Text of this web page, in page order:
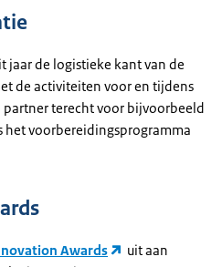
jaar de logistieke kant van de
de activiteiten voor en tijdens
partner terecht voor bijvoorbeeld
het voorbereidingsprogramma
Awards
uit aan